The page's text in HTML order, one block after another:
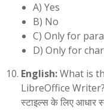
A) Yes
B) No
C) Only for
D) Only for
English:What is
LibreOffice Writer?
स्टाइल्स के लिए आधार